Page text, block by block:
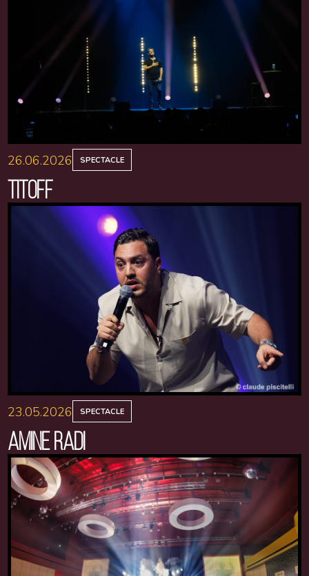
26.06.2026 SPECTACLE
TITOFF
23.05.2026 SPECTACLE
AMINE RADI